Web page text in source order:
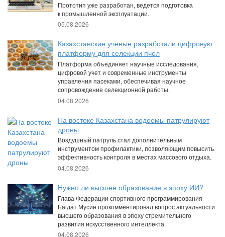
Прототип уже разработан, ведется подготовка
к промышленной эксплуатации.
05.08.2026
Казахстанские ученые разработали цифровую
платформу для селекции пчел
Платформа объединяет научные исследования,
цифровой учет и современные инструменты
управления пасеками, обеспечивая научное
сопровождение селекционной работы.
04.08.2026
На востоке Казахстана водоемы патрулируют
дроны
Воздушный патруль стал дополнительным
инструментом профилактики, позволяющим повысить
эффективность контроля в местах массового отдыха.
04.08.2026
Нужно ли высшее образование в эпоху ИИ?
Глава Федерации спортивного программирования
Багдат Мусин прокомментировал вопрос актуальности
высшего образования в эпоху стремительного
развития искусственного интеллекта.
04.08.2026